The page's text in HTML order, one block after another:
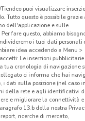
Via
976
puoi visualizzare
Tutto questo è possibile grazie
dell'applicazione e sulle
fare questo, abbiamo
i tuoi dati personali
idea accedendo a Menu >
Le inserzioni
tua cronologia di navigazione
ci informa che hai
dati sulla posizione (nel caso
della rete e agli identificativi
e migliorare la connettività
13.b della nostra
ricerche di mercato,